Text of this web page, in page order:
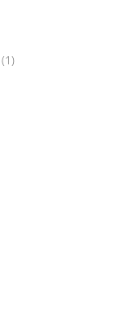
(1)